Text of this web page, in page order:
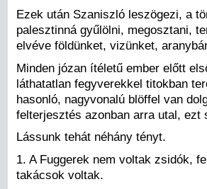
Ezek után Szaniszló leszögezi, a
palesztinná gyűlölni, megosztani,
elvéve földünket, vizünket,
Minden józan ítéletű ember előtt
láthatatlan fegyverekkel titokban
hasonló, nagyvonalú blöffel van
felterjesztés azonban arra utal, ezt
Lássunk tehát néhány tényt.
1. A Fuggerek nem voltak zsidók,
takácsok voltak.